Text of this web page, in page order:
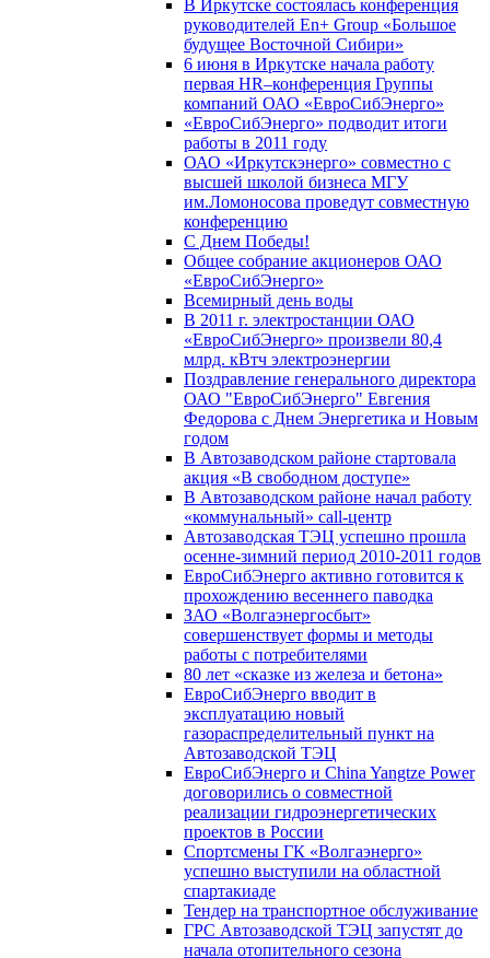
В Иркутске состоялась конференция
руководителей En+ Group «Большое
будущее Восточной Сибири»
6 июня в Иркутске начала работу
первая HR–конференция Группы
компаний ОАО «ЕвроСибЭнерго»
«ЕвроСибЭнерго» подводит итоги
работы в 2011 году
ОАО «Иркутскэнерго» совместно с
высшей школой бизнеса МГУ
им.Ломоносова проведут совместную
конференцию
С Днем Победы!
Общее собрание акционеров ОАО
«ЕвроСибЭнерго»
Всемирный день воды
В 2011 г. электростанции ОАО
«ЕвроСибЭнерго» произвели 80,4
млрд. кВтч электроэнергии
Поздравление генерального директора
ОАО "ЕвроСибЭнерго" Евгения
Федорова с Днем Энергетика и Новым
годом
В Автозаводском районе стартовала
акция «В свободном доступе»
В Автозаводском районе начал работу
«коммунальный» call-центр
Автозаводская ТЭЦ успешно прошла
осенне-зимний период 2010-2011 годов
ЕвроСибЭнерго активно готовится к
прохождению весеннего паводка
ЗАО «Волгаэнергосбыт»
совершенствует формы и методы
работы с потребителями
80 лет «сказке из железа и бетона»
ЕвроСибЭнерго вводит в
эксплуатацию новый
газораспределительный пункт на
Автозаводской ТЭЦ
ЕвроСибЭнерго и China Yangtze Power
договорились о совместной
реализации гидроэнергетических
проектов в России
Спортсмены ГК «Волгаэнерго»
успешно выступили на областной
спартакиаде
Тендер на транспортное обслуживание
ГРС Автозаводской ТЭЦ запустят до
начала отопительного сезона